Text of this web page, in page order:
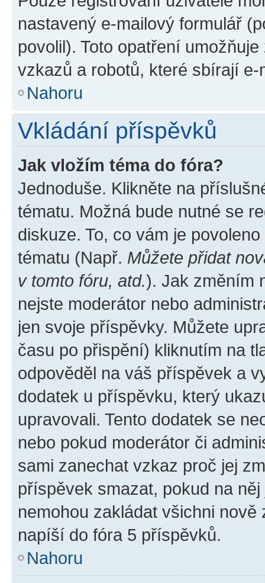
nastavený e-mailový formulář
povolil). Toto opatření
vzkazů a robotů, které sbírají e-
Nahoru
Vkládání příspěvků
Jak vložím téma do fóra?
Jednoduše. Klikněte na
tématu. Možná bude nutné se
diskuze. To, co vám je
tématu (Např. Můžete přidat
v tomto fóru, atd.). Jak změním
nejste moderátor nebo
jen svoje příspěvky. Můžete
času po přispění) kliknutím na
odpověděl na váš příspěvek a
dodatek u příspěvku, který
upravovali. Tento dodatek se
nebo pokud moderátor či
sami zanechat vzkaz proč jej
příspěvek smazat, pokud na
nemohou zakládat všichni
napíší do fóra 5 příspěvků.
Nahoru